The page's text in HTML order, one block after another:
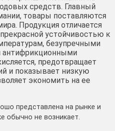
средств. Главный
товары поставляются
Продукция отличается
устойчивостью к
безупречными
антифрикционными
предотвращает
и показывает низкую
экономить на ее
представлена на рынке и
обычно не возникает.